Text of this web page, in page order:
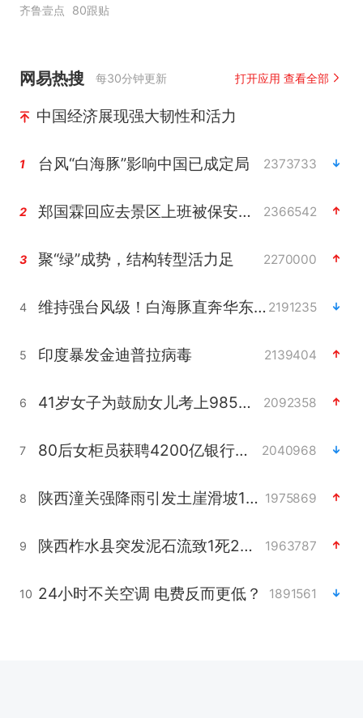
齐鲁壹点 80跟贴
网易热搜 每30分钟更新 打开应用 查看全部
中国经济展现强大韧性和活力
1 台风“白海豚”影响中国已成定局 2373733
2 郑国霖回应去景区上班被保安拦下 2366542
3 聚“绿”成势，结构转型活力足 2270000
4 维持强台风级！白海豚直奔华东沿海 2191235
5 印度暴发金迪普拉病毒 2139404
6 41岁女子为鼓励女儿考上985研究生 2092358
7 80后女柜员获聘4200亿银行副行长 2040968
8 陕西潼关强降雨引发土崖滑坡1人失联 1975869
9 陕西柞水县突发泥石流致1死2失联 1963787
10 24小时不关空调 电费反而更低？ 1891561